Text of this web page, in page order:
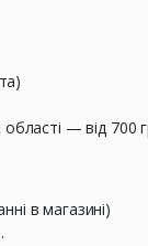
області — від 700
в магазині)